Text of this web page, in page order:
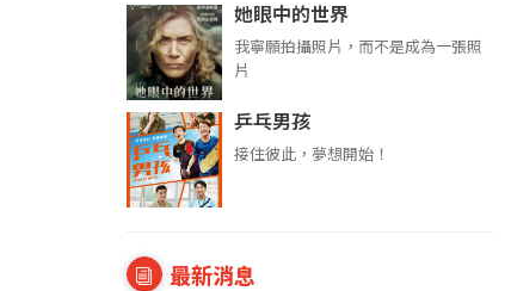
她眼中的世界
我寧願拍攝照片，而不是成為一張照
片
乒乓男孩
接住彼此，夢想開始！
最新消息